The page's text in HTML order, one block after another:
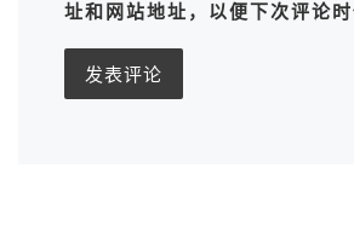
址和网站地址，以便下次评论时